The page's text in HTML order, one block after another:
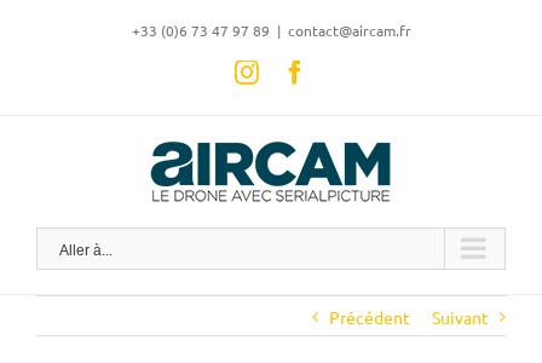
‭+33 (0)6 73 47 97 89 | contact@aircam.fr
Instagram
Aller à...
Précédent Suivant